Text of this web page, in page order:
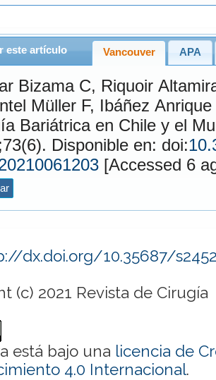
este artículo Vancouver APA
BizamaC, Riquoir
MüllerF, Ibáñez AnriqueL.
Bariátrica en Chile y el
2021;73(6). Disponible en: doi:
dx.doi.org/10.35687/
(c) 2021 Revista de Cirugía
está bajo una licencia de
4.0 Internacional.